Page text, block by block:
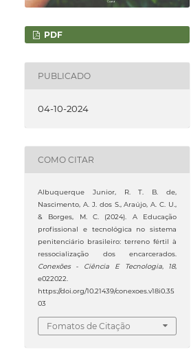
PDF
PUBLICADO
04-10-2024
COMO CITAR
Albuquerque Junior, R. T. B. de,
Nascimento, A. J. dos S., Araújo, A. C. U.,
& Borges, M. C. (2024). A Educação
profissional e tecnológica no sistema
penitenciário brasileiro: terreno fértil à
ressocialização dos encarcerados.
Conexões - Ciência E Tecnologia, 18,
e022022.
https://doi.org/10.21439/conexoes.v18i0.35
03
Fomatos de Citação